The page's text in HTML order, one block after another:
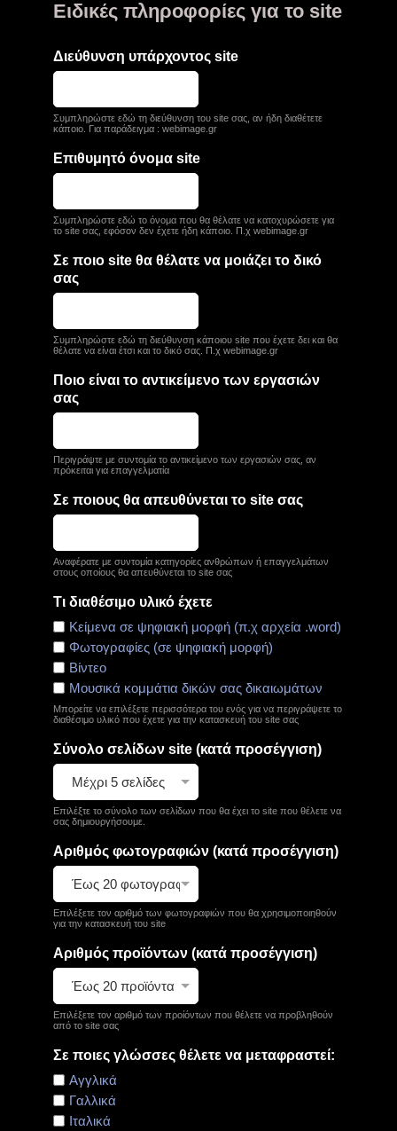
Ειδικές πληροφορίες για το site
Διεύθυνση υπάρχοντος site
Συμπληρώστε εδώ τη διεύθυνση του site σας, αν ήδη διαθέτετε
κάποιο. Για παράδειγμα : webimage.gr
Επιθυμητό όνομα site
Συμπληρώστε εδώ το όνομα που θα θέλατε να κατοχυρώσετε για
το site σας, εφόσον δεν έχετε ήδη κάποιο. Π.χ webimage.gr
Σε ποιο site θα θέλατε να μοιάζει το δικό
σας
Συμπληρώστε εδώ τη διεύθυνση κάποιου site που έχετε δει και θα
θέλατε να είναι έτσι και το δικό σας. Π.χ webimage.gr
Ποιο είναι το αντικείμενο των εργασιών
σας
Περιγράψτε με συντομία το αντικείμενο των εργασιών σας, αν
πρόκειται για επαγγελματία
Σε ποιους θα απευθύνεται το site σας
Αναφέρατε με συντομία κατηγορίες ανθρώπων ή επαγγελμάτων
στους οποίους θα απευθύνεται το site σας
Τι διαθέσιμο υλικό έχετε
Κείμενα σε ψηφιακή μορφή (π.χ αρχεία .word)
Φωτογραφίες (σε ψηφιακή μορφή)
Βίντεο
Μουσικά κομμάτια δικών σας δικαιωμάτων
Μπορείτε να επιλέξετε περισσότερα του ενός για να περιγράψετε το
διαθέσιμο υλικό που έχετε για την κατασκευή του site σας
Σύνολο σελίδων site (κατά προσέγγιση)
Επιλέξτε το σύνολο των σελίδων που θα έχει το site που θέλετε να
σας δημιουργήσουμε.
Αριθμός φωτογραφιών (κατά προσέγγιση)
Επιλέξετε τον αριθμό των φωτογραφιών που θα χρησιμοποιηθούν
για την κατασκευή του site
Αριθμός προϊόντων (κατά προσέγγιση)
Επιλέξετε τον αριθμό των προίόντων που θέλετε να προβληθούν
από το site σας
Σε ποιες γλώσσες θέλετε να μεταφραστεί:
Αγγλικά
Γαλλικά
Ιταλικά